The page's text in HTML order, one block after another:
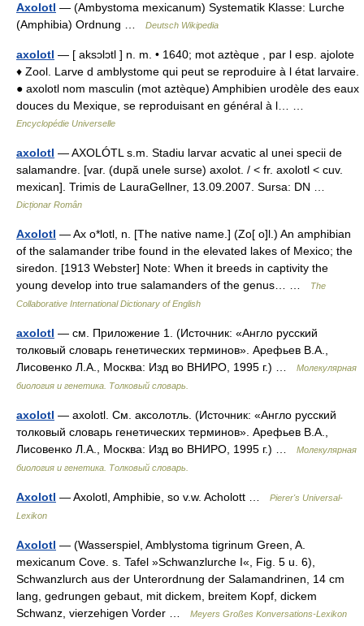
Axolotl — (Ambystoma mexicanum) Systematik Klasse: Lurche
(Amphibia) Ordnung …
Deutsch Wikipedia
axolotl — [ aksɔlɔtl ] n. m. • 1640; mot aztèque , par l esp. ajolote
♦ Zool. Larve d amblystome qui peut se reproduire à l état larvaire.
● axolotl nom masculin (mot aztèque) Amphibien urodèle des eaux
douces du Mexique, se reproduisant en général à l… …
Encyclopédie Universelle
axolotl — AXOLÓTL s.m. Stadiu larvar acvatic al unei specii de
salamandre. [var. (după unele surse) axolot. / < fr. axolotl < cuv.
mexican]. Trimis de LauraGellner, 13.09.2007. Sursa: DN …
Dicționar Român
Axolotl — Ax o*lotl, n. [The native name.] (Zo[ o]l.) An amphibian
of the salamander tribe found in the elevated lakes of Mexico; the
siredon. [1913 Webster] Note: When it breeds in captivity the
young develop into true salamanders of the genus… …
The
Collaborative International Dictionary of English
axolotl — см. Приложение 1. (Источник: «Англо русский
толковый словарь генетических терминов». Арефьев В.А.,
Лисовенко Л.А., Москва: Изд во ВНИРО, 1995 г.) …
Молекулярная
биология и генетика. Толковый словарь.
axolotl — axolotl. См. аксолотль. (Источник: «Англо русский
толковый словарь генетических терминов». Арефьев В.А.,
Лисовенко Л.А., Москва: Изд во ВНИРО, 1995 г.) …
Молекулярная
биология и генетика. Толковый словарь.
Axolotl — Axolotl, Amphibie, so v.w. Acholott …
Pierer's Universal-
Lexikon
Axolotl — (Wasserspiel, Amblystoma tigrinum Green, A.
mexicanum Cove. s. Tafel »Schwanzlurche I«, Fig. 5 u. 6),
Schwanzlurch aus der Unterordnung der Salamandrinen, 14 cm
lang, gedrungen gebaut, mit dickem, breitem Kopf, dickem
Schwanz, vierzehigen Vorder …
Meyers Großes Konversations-Lexikon